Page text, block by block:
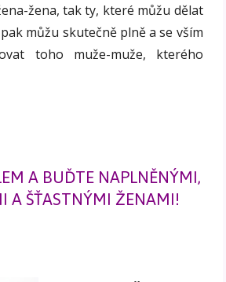
žena, tak ty, které můžu dělat
můžu skutečně plně a se vším
toho muže-muže, kterého
A BUĎTE NAPLNĚNÝMI,
A ŠŤASTNÝMI ŽENAMI!